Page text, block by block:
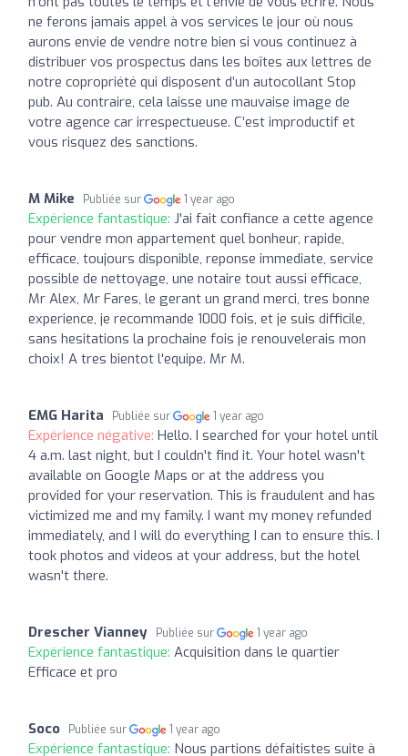
ne ferons jamais appel à vos services le jour où nous
aurons envie de vendre notre bien si vous continuez à
distribuer vos prospectus dans les boîtes aux lettres de
notre copropriété qui disposent d’un autocollant Stop
pub. Au contraire, cela laisse une mauvaise image de
votre agence car irrespectueuse. C’est improductif et
vous risquez des sanctions.
M Mike Publiée sur 1 year ago
Expérience fantastique: J'ai fait confiance a cette agence
pour vendre mon appartement quel bonheur, rapide,
efficace, toujours disponible, reponse immediate, service
possible de nettoyage, une notaire tout aussi efficace,
Mr Alex, Mr Fares, le gerant un grand merci, tres bonne
experience, je recommande 1000 fois, et je suis difficile,
sans hesitations la prochaine fois je renouvelerais mon
choix! A tres bientot l'equipe. Mr M.
EMG Harita Publiée sur 1 year ago
Expérience négative: Hello. I searched for your hotel until
4 a.m. last night, but I couldn't find it. Your hotel wasn't
available on Google Maps or at the address you
provided for your reservation. This is fraudulent and has
victimized me and my family. I want my money refunded
immediately, and I will do everything I can to ensure this. I
took photos and videos at your address, but the hotel
wasn't there.
Drescher Vianney Publiée sur 1 year ago
Expérience fantastique: Acquisition dans le quartier
Efficace et pro
Soco Publiée sur 1 year ago
Expérience fantastique: Nous partions défaitistes suite à